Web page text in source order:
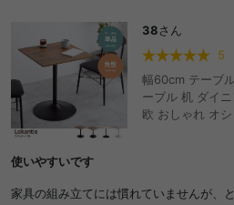
38さん
5
幅60cm テーブ
ーブル 机 ダイ
欧 おしゃれ オ
使いやすいです
家具の組み立てには慣れていませんが、